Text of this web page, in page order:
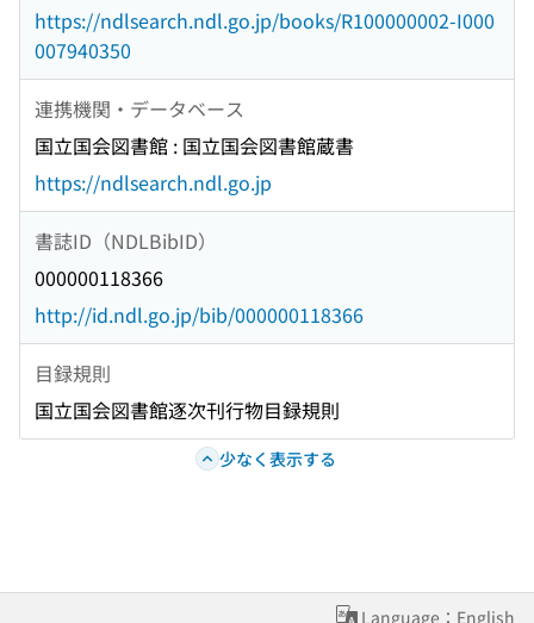
https://ndlsearch.ndl.go.jp/books/R100000002-I000
007940350
連携機関・データベース
国立国会図書館 : 国立国会図書館蔵書
https://ndlsearch.ndl.go.jp
書誌ID（NDLBibID）
000000118366
http://id.ndl.go.jp/bib/000000118366
目録規則
国立国会図書館逐次刊行物目録規則
少なく表示する
Language：English